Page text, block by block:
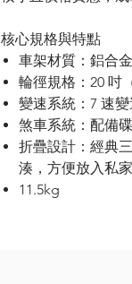
核心規格與特點
車架材質 ：鋁合
輪徑規格 ： 20 吋
變速系統 ： 7 速變
煞車系統 ：配備
折疊設計 ：經典
湊，方便放入私
11.5kg